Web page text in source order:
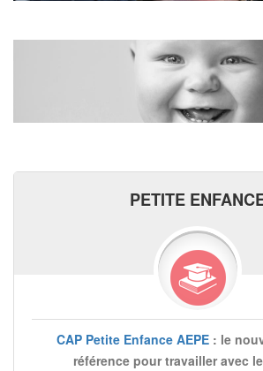
PETITE
CAP Petite Enfance AEPE: le
référence pour travailler avec